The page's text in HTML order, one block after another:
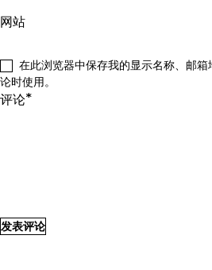
评论*
网站
在此浏览器中保存我的显示名称、邮
论时使用。